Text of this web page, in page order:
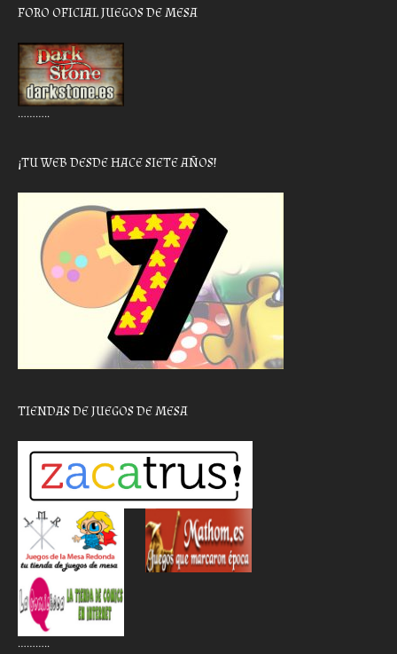
FORO OFICIAL JUEGOS DE MESA
………..
¡TU WEB DESDE HACE SIETE AÑOS!
TIENDAS DE JUEGOS DE MESA
………..